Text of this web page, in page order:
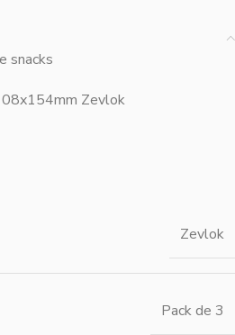
snacks
Zevlok
Zevlok
Pack de 3